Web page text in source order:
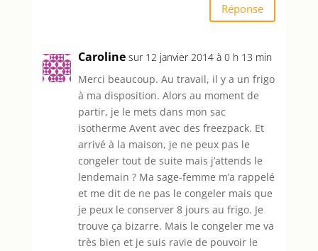
Réponse
Caroline sur 12 janvier 2014 à 0 h 13 min
Merci beaucoup. Au travail, il y a un frigo
à ma disposition. Alors au moment de
partir, je le mets dans mon sac
isotherme Avent avec des freezpack. Et
arrivé à la maison, je ne peux pas le
congeler tout de suite mais j’attends le
lendemain ? Ma sage-femme m’a rappelé
et me dit de ne pas le congeler mais que
je peux le conserver 8 jours au frigo. Je
trouve ça bizarre. Mais le congeler me va
très bien et je suis ravie de pouvoir le